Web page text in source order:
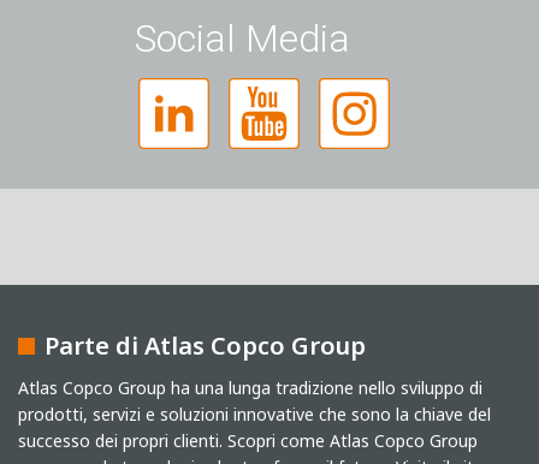
Sig.ra Diverso
Captcha
Verifica Anti-Robot
Clicca per iniziare
Social Media
Parte di Atlas Copco Group
Atlas Copco Group ha una lunga tradizione nello sviluppo di
prodotti, servizi e soluzioni innovative che sono la chiave del
successo dei propri clienti. Scopri come Atlas Copco Group